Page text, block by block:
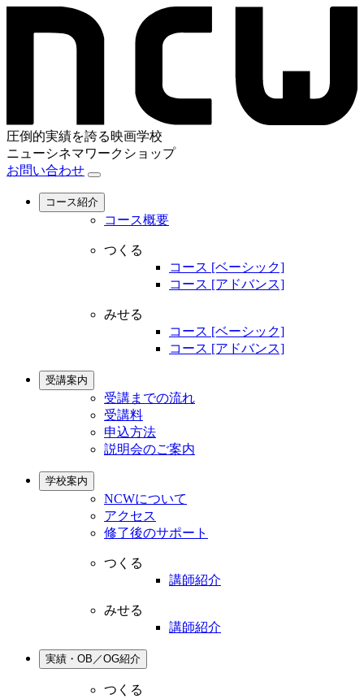
圧倒的実績を誇る映画学校
ニューシネマワークショップ
お問い合わせ
コース紹介
コース概要
つくる
コース [ベーシック]
コース [アドバンス]
みせる
コース [ベーシック]
コース [アドバンス]
受講案内
受講までの流れ
受講料
申込方法
説明会のご案内
学校案内
NCWについて
アクセス
修了後のサポート
つくる
講師紹介
みせる
講師紹介
実績・OB／OG紹介
つくる